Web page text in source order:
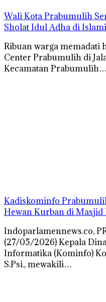
Wali Kota Prabumulih
Sholat Idul Adha di
Ribuan warga memadati
Center Prabumulih di
Kecamatan Prabumulih…
Kadiskominfo
Hewan Kurban di Masjid
Indoparlamennews.co,
(27/05/2026) Kepala
Informatika (Kominfo)
S.Psi., mewakili…